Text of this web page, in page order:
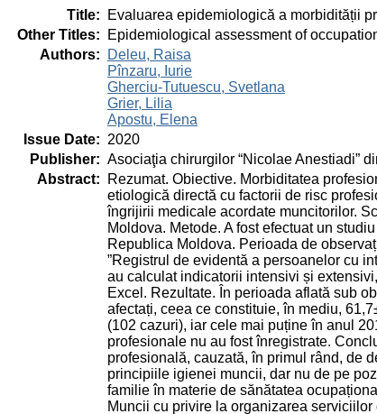
Title:
Evaluarea epidemiologică a morbidității
Other Titles:
Epidemiological assessment of
Authors:
Deleu, Raisa
Pînzaru, Iurie
Gherciu-Tutuescu, Svetlana
Grier, Lilia
Apostu, Elena
Issue Date: 2020
Publisher: Asociaţia chirurgilor “Nicolae Anestiadi”
Abstract:
Rezumat. Obiective. Morbiditatea
etiologică directă cu factorii de risc
îngrijirii medicale acordate muncitorilor.
Moldova. Metode. A fost efectuat un
Republica Moldova. Perioada de
”Registrul de evidentă a persoanelor cu
au calculat indicatorii intensivi și
Excel. Rezultate. În perioada aflată sub
afectați, ceea ce constituie, în mediu,
(102 cazuri), iar cele mai puține în anul
profesionale nu au fost înregistrate.
profesională, cauzată, în primul rând, de
principiile igienei muncii, dar nu de pe
familie în materie de sănătatea
Muncii cu privire la organizarea